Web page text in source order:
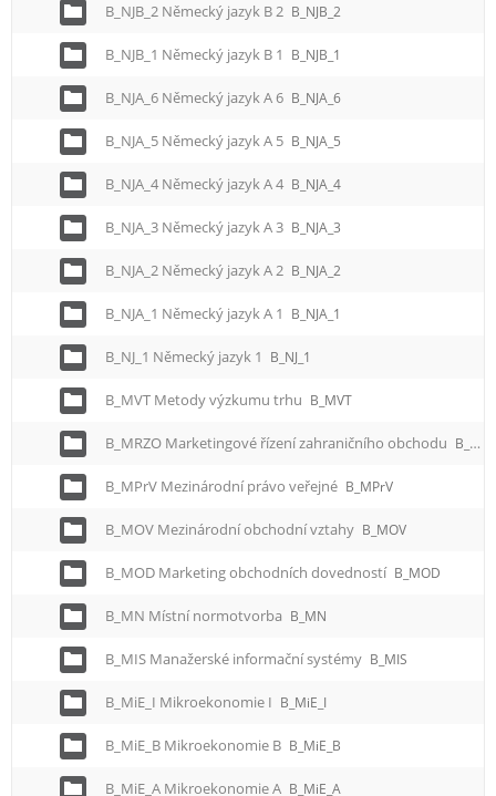
B_NJB_2 Německý jazyk B 2 B_NJB_2
B_NJB_1 Německý jazyk B 1 B_NJB_1
B_NJA_6 Německý jazyk A 6 B_NJA_6
B_NJA_5 Německý jazyk A 5 B_NJA_5
B_NJA_4 Německý jazyk A 4 B_NJA_4
B_NJA_3 Německý jazyk A 3 B_NJA_3
B_NJA_2 Německý jazyk A 2 B_NJA_2
B_NJA_1 Německý jazyk A 1 B_NJA_1
B_NJ_1 Německý jazyk 1 B_NJ_1
B_MVT Metody výzkumu trhu B_MVT
B_MRZO Marketingové řízení zahraničního obchodu B_MRZO
B_MPrV Mezinárodní právo veřejné B_MPrV
B_MOV Mezinárodní obchodní vztahy B_MOV
B_MOD Marketing obchodních dovedností B_MOD
B_MN Místní normotvorba B_MN
B_MIS Manažerské informační systémy B_MIS
B_MiE_I Mikroekonomie I B_MiE_I
B_MiE_B Mikroekonomie B B_MiE_B
B_MiE_A Mikroekonomie A B_MiE_A